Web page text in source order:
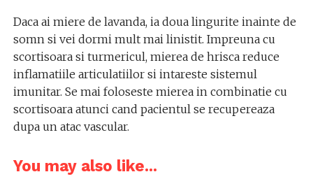
Daca ai miere de lavanda, ia doua lingurite inainte de
somn si vei dormi mult mai linistit. Impreuna cu
scortisoara si turmericul, mierea de hrisca reduce
inflamatiile articulatiilor si intareste sistemul
imunitar. Se mai foloseste mierea in combinatie cu
scortisoara atunci cand pacientul se recupereaza
dupa un atac vascular.
You may also like...